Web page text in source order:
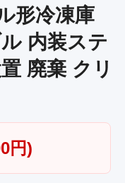
形冷凍庫
内装ステ
廃棄 クリ
円)